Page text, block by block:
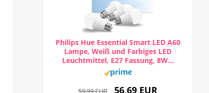
Philips Hue Essential Smart LED A60
Lampe, Weiß und Farbiges LED
Leuchtmittel, E27 Fassung, 8W...
59,99 EUR 56,69 EUR